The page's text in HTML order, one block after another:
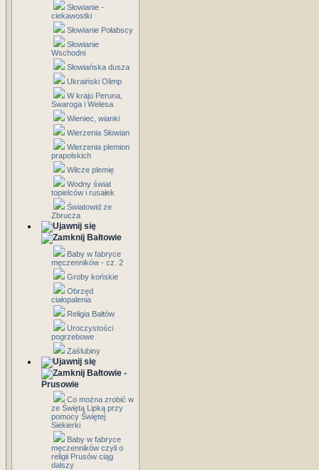
Słowianie -
ciekawostki
Słowianie Połabscy
Słowianie
Wschodni
Słowiańska dusza
Ukraiński Olimp
W kraju Peruna,
Swaroga i Welesa
Wieniec, wianki
Wierzenia Słowian
Wierzenia plemion
prapolskich
Wilcze plemię
Wodny świat
topielców i rusałek
Światowid ze
Zbrucza
Bałtowie
Baby w fabryce
męczenników - cz. 2
Groby końskie
Obrzęd
ciałopalenia
Religia Bałtów
Uroczystości
pogrzebowe
Zaślubiny
Bałtowie -
Prusowie
Co można zrobić w
ze Świętą Lipką przy
pomocy Świętej
Siekierki
Baby w fabryce
męczenników czyli o
religii Prusów ciąg
dalszy